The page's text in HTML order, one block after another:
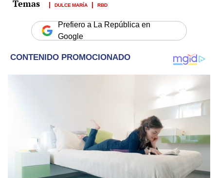
DULCE MARÍA RBD
Prefiero a La República en
Google